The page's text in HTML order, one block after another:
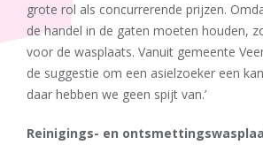
grote rol als concurrerende prijzen.
de handel in de gaten moeten houden,
voor de wasplaats. Vanuit gemeente
de suggestie om een asielzoeker een
daar hebben we geen spijt van.’
Reinigings- en